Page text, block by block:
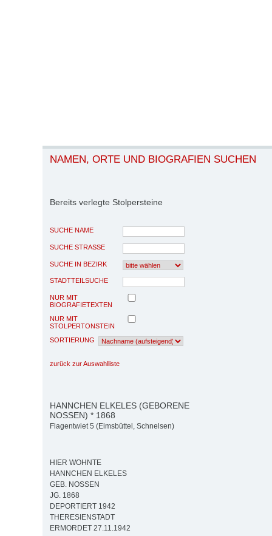
NAMEN, ORTE UND BIOGRAFIEN SUCHEN
Bereits verlegte Stolpersteine
SUCHE NAME
SUCHE STRASSE
SUCHE IN BEZIRK
STADTTEILSUCHE
NUR MIT
BIOGRAFIETEXTEN
NUR MIT
STOLPERTONSTEIN
SORTIERUNG
zurück zur Auswahlliste
HANNCHEN ELKELES (GEBORENE
NOSSEN) * 1868
Flagentwiet 5 (Eimsbüttel, Schnelsen)
HIER WOHNTE
HANNCHEN ELKELES
GEB. NOSSEN
JG. 1868
DEPORTIERT 1942
THERESIENSTADT
ERMORDET 27.11.1942